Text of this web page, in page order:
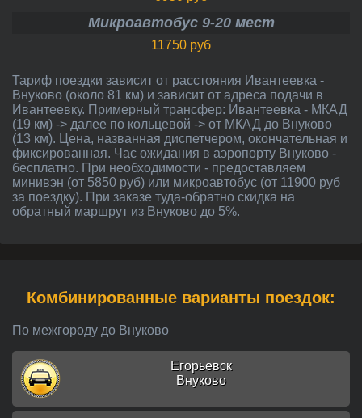
Микроавтобус 9-20 мест
11750 руб
Тариф поездки зависит от расстояния Ивантеевка -
Внуково (около 81 км) и зависит от адреса подачи в
Ивантеевку. Примерный трансфер: Ивантеевка - МКАД
(19 км) -> далее по кольцевой -> от МКАД до Внуково
(13 км). Цена, названная диспетчером, окончательная и
фиксированная. Час ожидания в аэропорту Внуково -
бесплатно. При необходимости - предоставляем
минивэн (от 5850 руб) или микроавтобус (от 11900 руб
за поездку). При заказе туда-обратно скидка на
обратный маршрут из Внуково до 5%.
Комбинированные варианты поездок:
По межгороду до Внуково
Егорьевск
Внуково